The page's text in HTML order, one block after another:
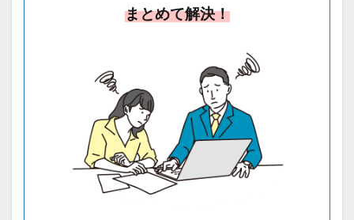
まとめて解決！